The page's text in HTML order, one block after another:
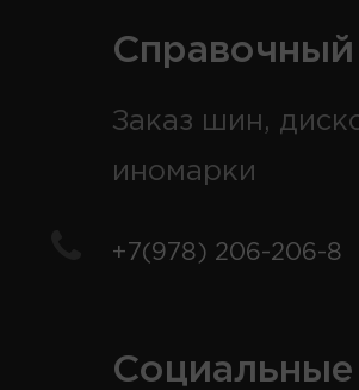
Справочный
Заказ шин,
иномарки
+7(978) 206-206-8
Социальные